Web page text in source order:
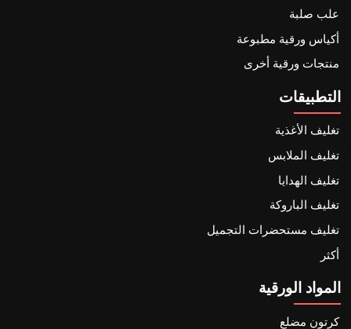
علب صلبة
أكياس ورقية مطبوعة
منتجات ورقية أخرى
التطبيقات
تغليف الأغذية
تغليف الملابس
تغليف الهدايا
تغليف الباروكة
تغليف مستحضرات التجميل
أكثر
المواد الورقية
كرتون مضلع